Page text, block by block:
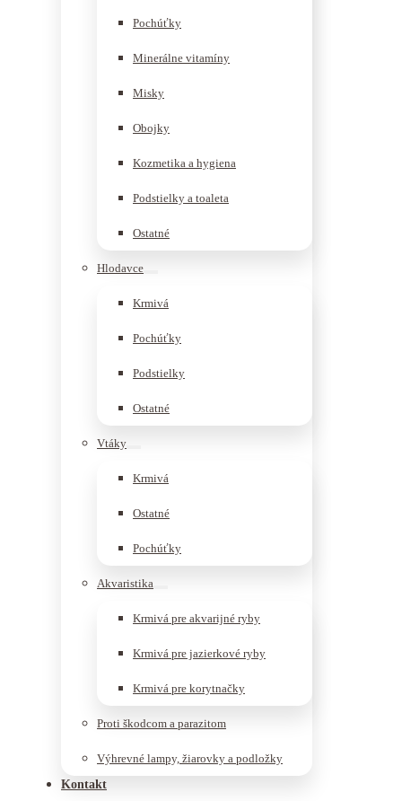
Pochúťky
Minerálne vitamíny
Misky
Obojky
Kozmetika a hygiena
Podstielky a toaleta
Ostatné
Hlodavce
Krmivá
Pochúťky
Podstielky
Ostatné
Vtáky
Krmivá
Ostatné
Pochúťky
Akvaristika
Krmivá pre akvarijné ryby
Krmivá pre jazierkové ryby
Krmivá pre korytnačky
Proti škodcom a parazitom
Výhrevné lampy, žiarovky a podložky
Kontakt